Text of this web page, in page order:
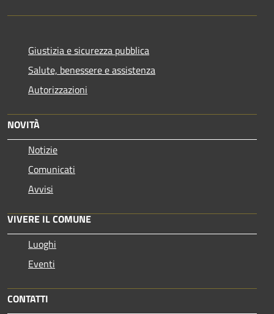
Giustizia e sicurezza pubblica
Salute, benessere e assistenza
Autorizzazioni
NOVITÀ
Notizie
Comunicati
Avvisi
VIVERE IL COMUNE
Luoghi
Eventi
CONTATTI